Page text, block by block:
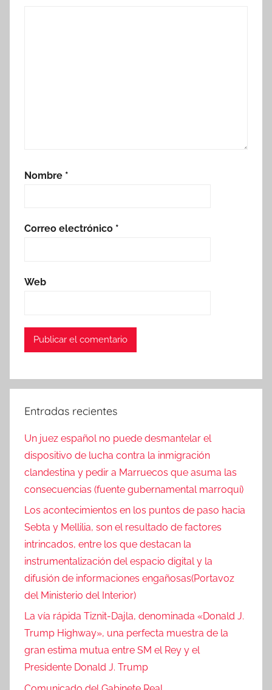
Nombre *
Correo electrónico *
Web
Entradas recientes
Un juez español no puede desmantelar el
dispositivo de lucha contra la inmigración
clandestina y pedir a Marruecos que asuma las
consecuencias (fuente gubernamental marroquí)
Los acontecimientos en los puntos de paso hacia
Sebta y Mellilia, son el resultado de factores
intrincados, entre los que destacan la
instrumentalización del espacio digital y la
difusión de informaciones engañosas(Portavoz
del Ministerio del Interior)
La vía rápida Tiznit-Dajla, denominada «Donald J.
Trump Highway», una perfecta muestra de la
gran estima mutua entre SM el Rey y el
Presidente Donald J. Trump